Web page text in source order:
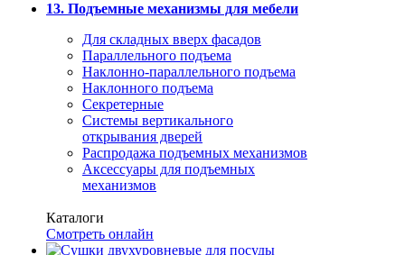
13. Подъемные механизмы для мебели
Для складных вверх фасадов
Параллельного подъема
Наклонно-параллельного подъема
Наклонного подъема
Секретерные
Системы вертикального
открывания дверей
Распродажа подъемных механизмов
Аксессуары для подъемных
механизмов
Каталоги
Смотреть онлайн